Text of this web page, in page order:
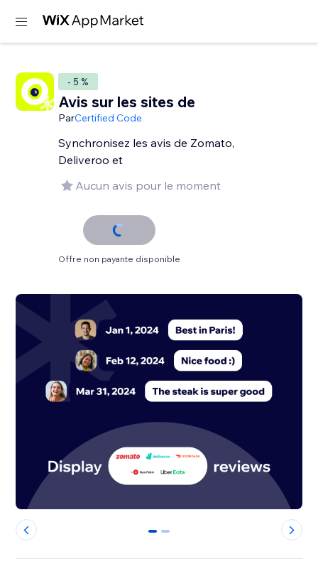
- 5 %
Avis sur les sites de
ParCertified Code
Synchronisez les avis de Zomato,
Deliveroo et
Aucun avis pour le moment
Offre non payante disponible
0 1